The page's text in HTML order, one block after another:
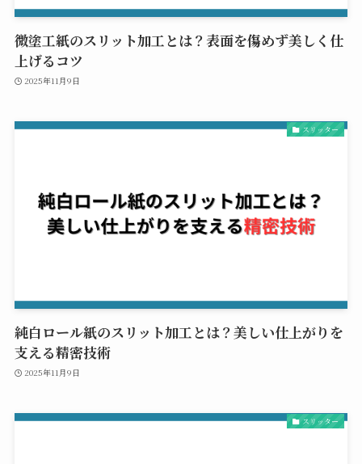
微塗工紙のスリット加工とは？表面を傷めず美しく仕
上げるコツ
2025年11月9日
スリッター
純白ロール紙のスリット加工とは？美しい仕上がりを
支える精密技術
2025年11月9日
スリッター